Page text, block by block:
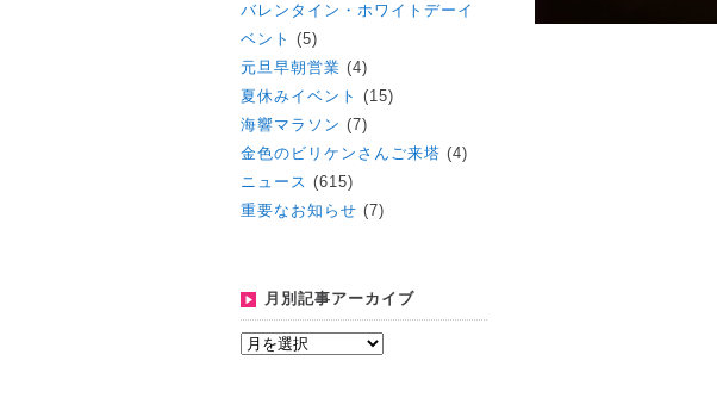
バレンタイン・ホワイトデーイ
ベント (5)
元旦早朝営業 (4)
夏休みイベント (15)
海響マラソン (7)
金色のビリケンさんご来塔 (4)
ニュース (615)
重要なお知らせ (7)
月別記事アーカイブ